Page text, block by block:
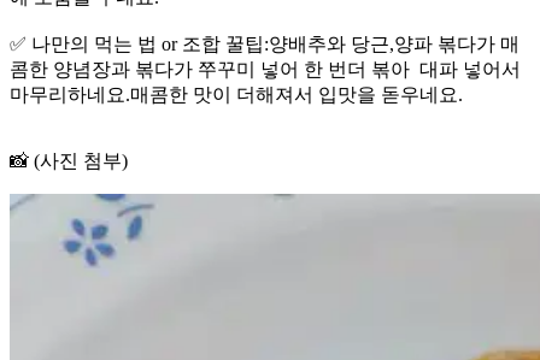
✅ 나만의 먹는 법 or 조합 꿀팁:양배추와 당근,양파 볶다가 매
콤한 양념장과 볶다가 쭈꾸미 넣어 한 번더 볶아 대파 넣어서
마무리하네요.매콤한 맛이 더해져서 입맛을 돋우네요.
📸 (사진 첨부)